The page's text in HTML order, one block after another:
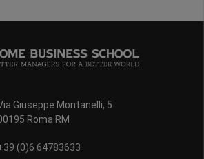
Giuseppe Montanelli, 5
Roma RM
(0)6 64783633